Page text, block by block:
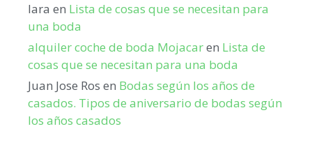
lara en Lista de cosas que se necesitan para
una boda
alquiler coche de boda Mojacaren Lista de
cosas que se necesitan para una boda
Juan Jose Ros en Bodas según los años de
casados. Tipos de aniversario de bodas según
los años casados